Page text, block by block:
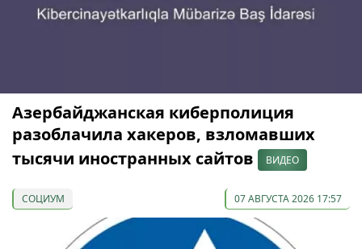
Азербайджанская киберполиция
разоблачила хакеров, взломавших
тысячи иностранных сайтов
ВИДЕО
СОЦИУМ 07 АВГУСТА 2026 17:57